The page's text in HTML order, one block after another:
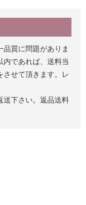
質に問題がありま
内であれば、送料当
させて頂きます。レ
送下さい。返品送料